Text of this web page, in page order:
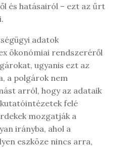
és hatásairól – ezt az űrt
adatok
ökonómiai rendszeréről
ugyanis ezt az
a polgárok nem
arról, hogy az adataik
felé
mozgatják a
irányba, ahol a
eszköze nincs arra,